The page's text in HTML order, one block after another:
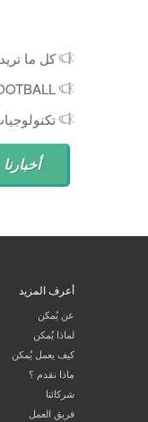
كل ما تريد معرفته
أخبارنا
أعرف المزيد
عن يُمكن
لماذا يُمكن
كيف يعمل يُمكن
ماذا نقدم ؟
شركائنا
فريق العمل